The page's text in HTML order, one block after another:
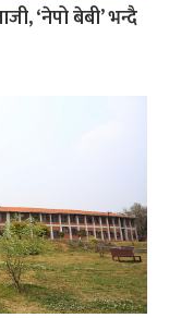
‘नेपो बेबी’ भन्दै